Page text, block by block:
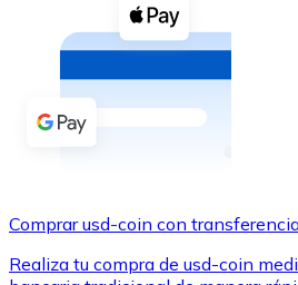
Comprar con efectivo
Transferencia SEPA
Añade fondos a tu cuenta
Comprar con Transferencia
Utiliza tarjetas Visa y
Comprar con tarjeta
Comprar usd-coin con
Realiza tu compra de usd-coin